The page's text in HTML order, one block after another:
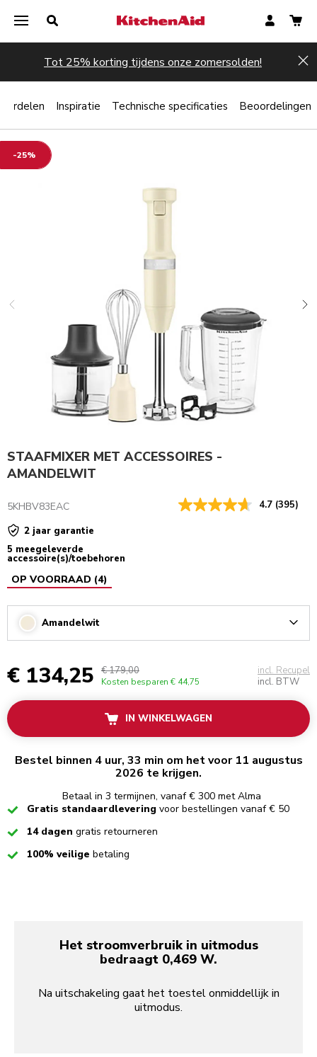
Tot 25% korting tijdens onze zomersolden!
-25%
STAAFMIXER MET ACCESSOIRES -
AMANDELWIT
5KHBV83EAC 4.7 (395)
2 jaar garantie
5 meegeleverde
accessoire(s)/toebehoren
OP VOORRAAD (4)
Amandelwit
€ 134,25 € 179,00
Kosten besparen € 44,75
incl. Recupel
incl. BTW
IN WINKELWAGEN
Bestel binnen 4 uur, 33 min om het voor 11 augustus
2026 te krijgen.
Betaal in 3 termijnen, vanaf € 300 met Alma
CheckedGratis standaardlevering voor bestellingen vanaf € 50
Checked14 dagen gratis retourneren
Checked100% veilige betaling
Het stroomverbruik in uitmodus
bedraagt 0,469 W.
Na uitschakeling gaat het toestel onmiddellijk in
uitmodus.
Inspiratie Technische specificaties Beoordelingen